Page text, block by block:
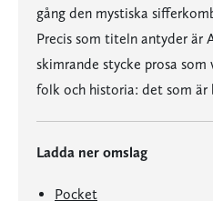
gång den mystiska
Precis som titeln antyder
skimrande stycke prosa
folk och historia: det som är
Ladda ner omslag
Pocket